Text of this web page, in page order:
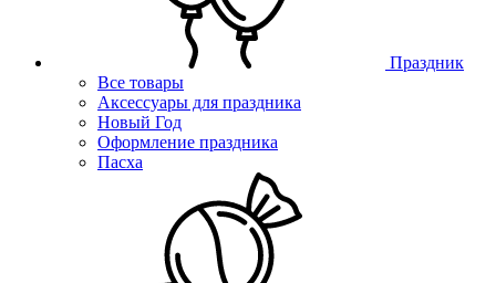
Праздник
Все товары
Аксессуары для праздника
Новый Год
Оформление праздника
Пасха